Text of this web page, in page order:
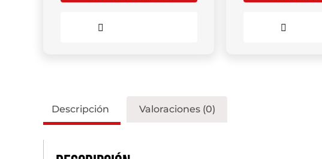
Descripción Valoraciones (0)